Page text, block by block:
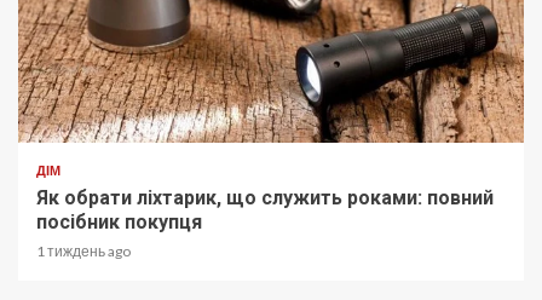
ДІМ
Як обрати ліхтарик, що служить роками: повний
посібник покупця
1 тиждень ago